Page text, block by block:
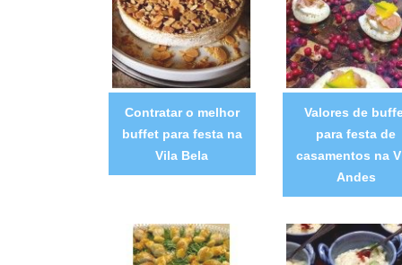
Contratar o melhor
buffet para festa na
Vila Bela
Valores de
para festa de
casamentos na
Andes